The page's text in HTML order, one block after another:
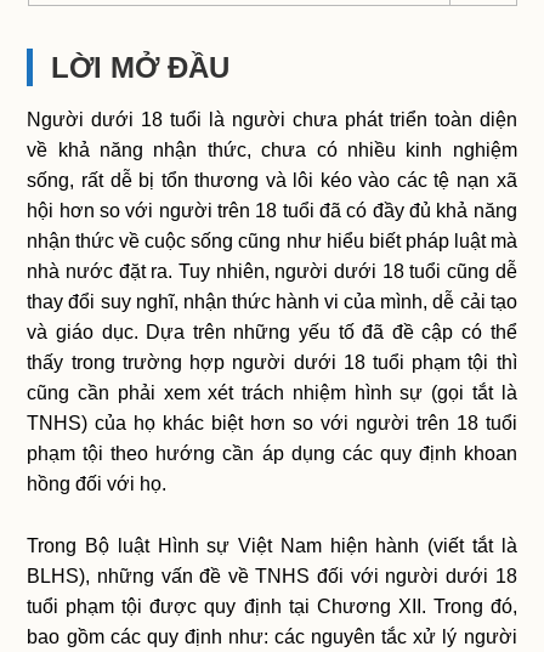
LỜI MỞ ĐẦU
Người dưới 18 tuổi là người chưa phát triển toàn diện
về khả năng nhận thức, chưa có nhiều kinh nghiệm
sống, rất dễ bị tổn thương và lôi kéo vào các tệ nạn xã
hội hơn so với người trên 18 tuổi đã có đầy đủ khả năng
nhận thức về cuộc sống cũng như hiểu biết pháp luật mà
nhà nước đặt ra. Tuy nhiên, người dưới 18 tuổi cũng dễ
thay đổi suy nghĩ, nhận thức hành vi của mình, dễ cải tạo
và giáo dục. Dựa trên những yếu tố đã đề cập có thể
thấy trong trường hợp người dưới 18 tuổi phạm tội thì
cũng cần phải xem xét trách nhiệm hình sự (gọi tắt là
TNHS) của họ khác biệt hơn so với người trên 18 tuổi
phạm tội theo hướng cần áp dụng các quy định khoan
hồng đối với họ.
Trong Bộ luật Hình sự Việt Nam hiện hành (viết tắt là
BLHS), những vấn đề về TNHS đối với người dưới 18
tuổi phạm tội được quy định tại Chương XII. Trong đó,
bao gồm các quy định như: các nguyên tắc xử lý người